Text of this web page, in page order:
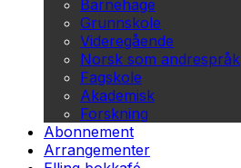
Barnehage
Grunnskole
Videregående
Norsk som andrespråk
Fagskole
Akademisk
Forskning
Abonnement
Arrangementer